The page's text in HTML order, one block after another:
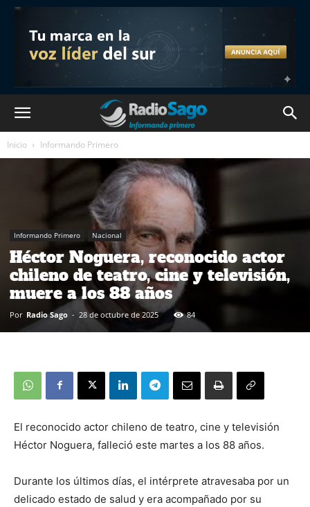
Inicio Informando Primero
Informando Primero Nacional
Héctor Noguera, reconocido actor
chileno de teatro, cine y televisión,
muere a los 88 años
Por Radio Sago - 28 de octubre de 2025 84
El reconocido actor chileno de teatro, cine y televisión
Héctor Noguera, falleció este martes a los 88 años.
Durante los últimos días, el intérprete atravesaba por un
delicado estado de salud y era acompañado por su